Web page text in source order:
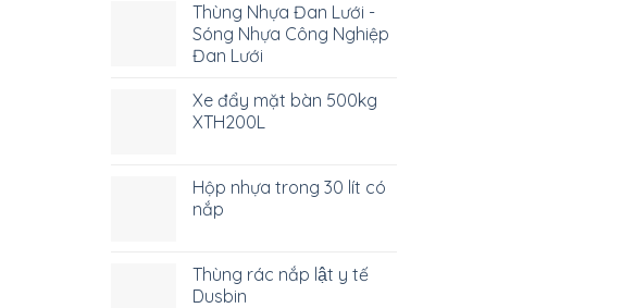
Thùng Nhựa Đan Lưới -
Sóng Nhựa Công Nghiệp
Đan Lưới
Xe đẩy mặt bàn 500kg
XTH200L
Hộp nhựa trong 30 lít có
nắp
Thùng rác nắp lật y tế
Dusbin